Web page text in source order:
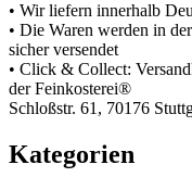
• Wir liefern innerhalb
• Die Waren werden in
sicher versendet
• Click & Collect:
der Feinkosterei®
Schloßstr. 61, 70176
Kategorien